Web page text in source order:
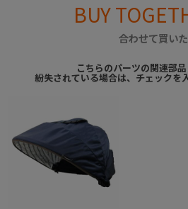
BUY
合わせて買い
こちらのパーツの関連部品
紛失されている場合は、チェックを